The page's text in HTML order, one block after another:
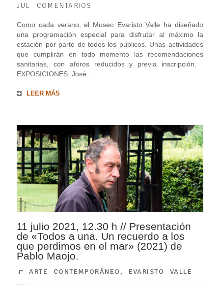
JUL COMENTARIOS
Como cada verano, el Museo Evaristo Valle ha diseñado
una programación especial para disfrutar al máximo la
estación por parte de todos los públicos. Unas actividades
que cumplirán en todo momento las recomendaciones
sanitarias, con aforos reducidos y previa inscripción.
EXPOSICIONES: José...
LEER MÁS
11 julio 2021, 12.30 h // Presentación
de «Todos a una. Un recuerdo a los
que perdimos en el mar» (2021) de
Pablo Maojo.
ARTE CONTEMPORÁNEO , EVARISTO VALLE